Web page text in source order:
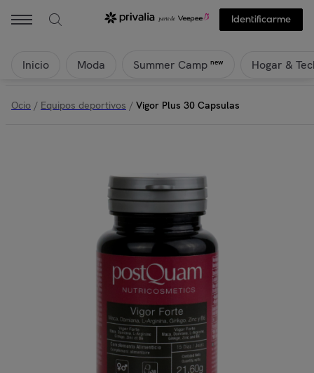
Identificarme
Inicio Moda Summer Camp new Hogar &
Ocio / Equipos deportivos / Vigor Plus 30 Capsulas